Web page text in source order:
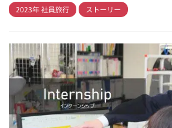
2023年 社員旅行 ストーリー